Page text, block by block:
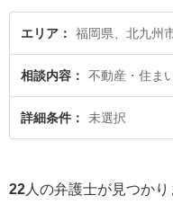
等の細かな分野での絞り込み検
喜 寛明弁護士や清風法律事務所
産問題のトラブルを今すぐに弁
不動産問題のトラブル解決の実
談無料で住民・入居者・買主側
エリア 福岡県、北九州
相談内容 不動産・住ま
詳細条件 未選択
22 人の弁護士が見つかり